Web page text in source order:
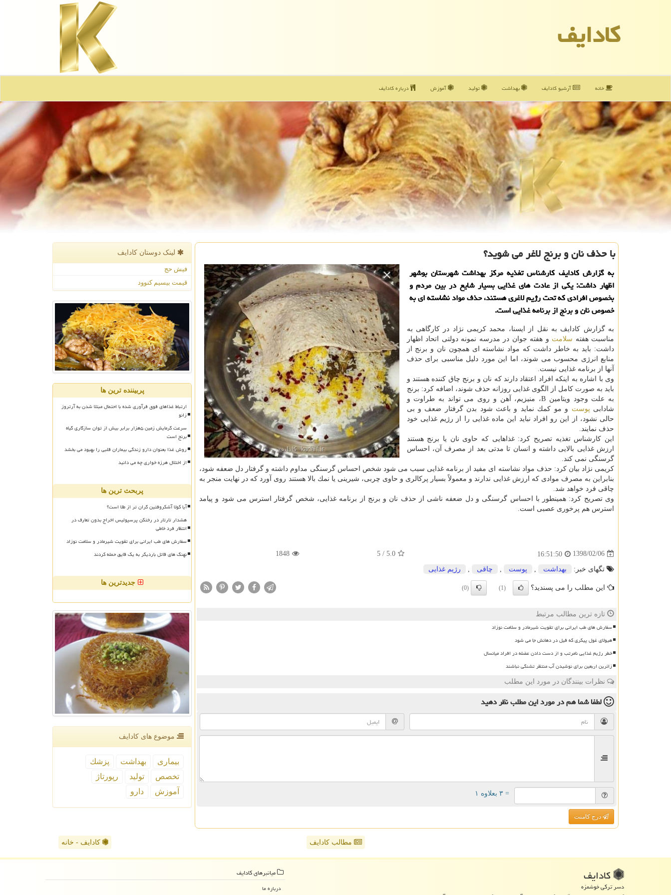
كادایف
خانه آرشیو كادایف بهداشت تولید آموزش درباره كادایف
با حذف نان و برنج لاغر می شوید؟
به گزارش كادایف كارشناس تغذیه مركز بهداشت شهرستان بوشهر
اظهار داشت: یكی از عادت های غذایی بسیار شایع در بین مردم و
بخصوص افرادی كه تحت رژیم لاغری هستند، حذف مواد نشاسته ای به
خصوص نان و برنج از برنامه غذایی است.
به گزارش كادایف به نقل از ایسنا، محمد كریمی نژاد در كارگاهی به
مناسبت هفته سلامت و هفته جوان در مدرسه نمونه دولتی اتحاد اظهار
داشت: باید به خاطر داشت كه مواد نشاسته ای همچون نان و برنج از
منابع انرژی محسوب می شوند، اما این مورد دلیل مناسبی برای حذف
آنها از برنامه غذایی نیست.
وی با اشاره به اینكه افراد اعتقاد دارند كه نان و برنج چاق كننده هستند و
باید به صورت كامل از الگوی غذایی روزانه حذف شوند، اضافه كرد: برنج
به علت وجود ویتامین B، منیزیم، آهن و روی می تواند به طراوت و
شادابی پوست و مو كمك نماید و باعث شود بدن گرفتار ضعف و بی
حالی نشود، از این رو افراد نباید این ماده غذایی را از رژیم غذایی خود
حذف نمایند.
این كارشناس تغذیه تصریح كرد: غذاهایی كه حاوی نان یا برنج هستند
ارزش غذایی بالایی داشته و انسان تا مدتی بعد از مصرف آن، احساس
گرسنگی نمی كند.
كریمی نژاد بیان كرد: حذف مواد نشاسته ای مفید از برنامه غذایی سبب می شود شخص احساس گرسنگی مداوم داشته و گرفتار دل ضعفه شود،
بنابراین به مصرف موادی كه ارزش غذایی ندارند و معمولاً بسیار پركالری و حاوی چربی، شیرینی یا نمك بالا هستند روی آورد كه در نهایت منجر به
چاقی فرد خواهد شد.
وی تصریح كرد: همینطور با احساس گرسنگی و دل ضعفه ناشی از حذف نان و برنج از برنامه غذایی، شخص گرفتار استرس می شود و پیامد
استرس هم پرخوری عصبی است.
1398/02/06
16:51:50
5.0
/
5
1848
تگهای خبر: بهداشت , پوست , چاقی , رژیم غذایی
این مطلب را می پسندید؟ (1)
(0)
تازه ترین مطالب مرتبط
سفارش های طب ایرانی برای تقویت شیرمادر و سلامت نوزاد
هیولای غول پیکری که فیل در دهانش جا می شود
خطر رژیم غذایی نامرتب و از دست دادن عضله در افراد میانسال
زائرین اربعین برای نوشیدن آب منتظر تشنگی نباشند
نظرات بینندگان در مورد این مطلب
لطفا شما همدر مورد این مطلبنظر دهید
= ۳ بعلاوه ۱
درج کامنت
لینک دوستان كادایف
فیش حج
قیمت بیسیم کنوود
پربیننده ترین ها
ارتباط غذاهای فوق فرآوری شده با احتمال مبتلا شدن به آرتروز
زانو
سرعت گرمایش زمین ۵هزار برابر بیش از توان سازگاری گیاه
برنج است
روش غذا بعنوان دارو زندگی بیماران قلبی را بهبود می بخشد
از اختلال هرزه خواری چه می دانید
پربحث ترین ها
آیا کولا آشکروفتین گران تر از طلا است؟
هشدار تارتار در رختکن پرسپولیس اخراج بدون تعارف در
انتظار فرد خاطی
سفارش های طب ایرانی برای تقویت شیرمادر و سلامت نوزاد
نهنگ های قاتل باردیگر به یک قایق حمله کردند
جدیدترین ها
موضوع های كادایف
بیماری بهداشت
پزشك
تخصص
تولید
رپورتاژ
آموزش
دارو
مطالب کادایف کادایف - خانه
كادایف
دسر ترکی خوشمزه
میانبرهای كادایف
درباره ما